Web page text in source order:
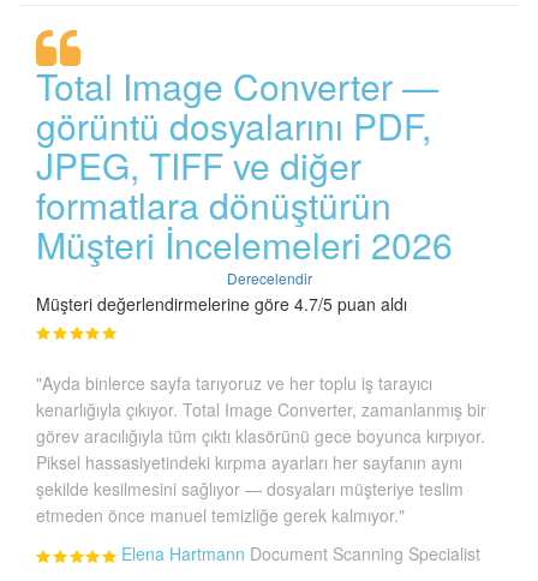
Total Image Converter —
görüntü dosyalarını PDF,
JPEG, TIFF ve diğer
formatlara dönüştürün
Müşteri İncelemeleri 2026
Derecelendir
Müşteri değerlendirmelerine göre 4.7/5 puan aldı
"Ayda binlerce sayfa tarıyoruz ve her toplu iş tarayıcı
kenarlığıyla çıkıyor. Total Image Converter, zamanlanmış bir
görev aracılığıyla tüm çıktı klasörünü gece boyunca kırpıyor.
Piksel hassasiyetindeki kırpma ayarları her sayfanın aynı
şekilde kesilmesini sağlıyor — dosyaları müşteriye teslim
etmeden önce manuel temizliğe gerek kalmıyor."
Elena Hartmann Document Scanning Specialist